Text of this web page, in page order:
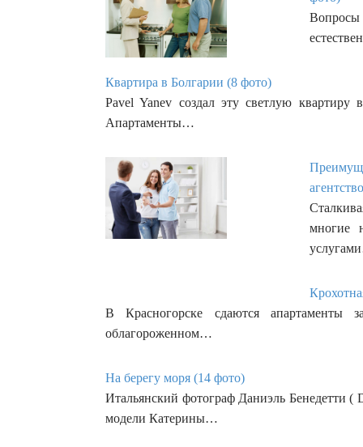
Квартира в Болгарии (8 фото)
Pavel Yanev создал эту светлую
Апартаменты…
многие
В Красногорске сдаются
облагороженном…
На берегу моря (14 фото)
Итальянский фотограф Даниэль Бенедетти (
модели Катерины…